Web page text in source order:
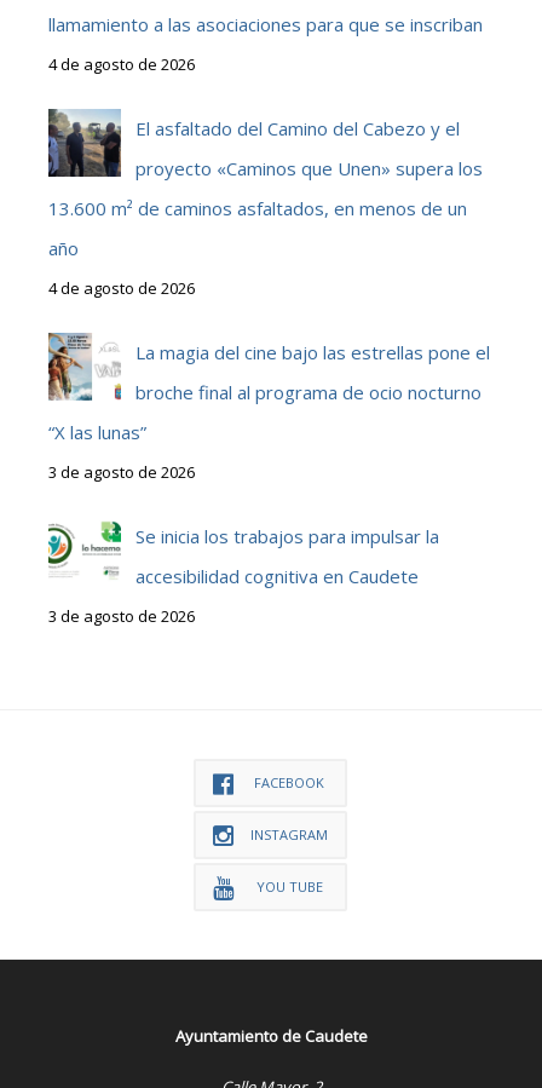
llamamiento a las asociaciones para que se inscriban
4 de agosto de 2026
El asfaltado del Camino del Cabezo y el
proyecto «Caminos que Unen» supera los
13.600 m² de caminos asfaltados, en menos de un
año
4 de agosto de 2026
La magia del cine bajo las estrellas pone el
broche final al programa de ocio nocturno
“X las lunas”
3 de agosto de 2026
Se inicia los trabajos para impulsar la
accesibilidad cognitiva en Caudete
3 de agosto de 2026
FACEBOOK
INSTAGRAM
YOU TUBE
Ayuntamiento de Caudete